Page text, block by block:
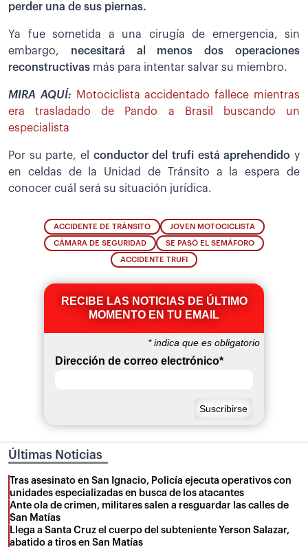
perder una de sus piernas.
Ya fue sometida a una cirugía de emergencia, sin
embargo, necesitará al menos dos operaciones
reconstructivas más para intentar salvar su miembro.
MIRA AQUÍ:
Motociclista accidentado fallece mientras
era trasladado de Pando a Brasil buscando un
especialista
Por su parte, el conductor del trufi está aprehendidoy
en celdas de la Unidad de Tránsito a la espera de
conocer cuál será su situación jurídica.
ACCIDENTE DE TRÁNSITO JOVEN MOTOCICLISTA
CÁMARA DE SEGURIDAD SE PASÓ EL SEMÁFORO
ACCIDENTE TRUFI
RECIBE LAS NOTICIAS DE ÚLTIMO
MOMENTO EN TU EMAIL
*indica que es obligatorio
Dirección de correo electrónico*
Últimas Noticias
Tras asesinato en San Ignacio, Policía ejecuta operativos con
unidades especializadas en busca de los atacantes
Ante ola de crimen, militares salen a resguardar las calles de
San Matías
Llega a Santa Cruz el cuerpo del subteniente Yerson Salazar,
abatido a tiros en San Matías